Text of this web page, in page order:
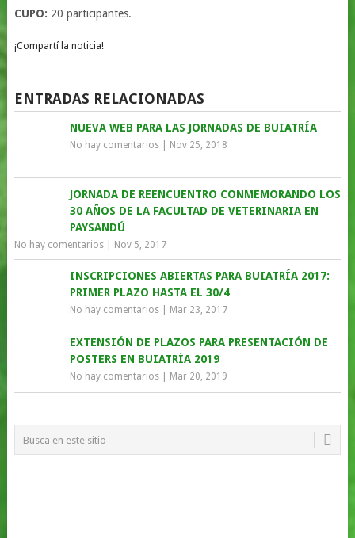
CUPO: 20 participantes.
¡Compartí la noticia!
ENTRADAS RELACIONADAS
NUEVA WEB PARA LAS JORNADAS DE BUIATRÍA
No hay comentarios| Nov 25, 2018
JORNADA DE REENCUENTRO CONMEMORANDO LOS
30 AÑOS DE LA FACULTAD DE VETERINARIA EN
PAYSANDÚ
No hay comentarios| Nov 5, 2017
INSCRIPCIONES ABIERTAS PARA BUIATRÍA 2017:
PRIMER PLAZO HASTA EL 30/4
No hay comentarios| Mar 23, 2017
EXTENSIÓN DE PLAZOS PARA PRESENTACIÓN DE
POSTERS EN BUIATRÍA 2019
No hay comentarios| Mar 20, 2019